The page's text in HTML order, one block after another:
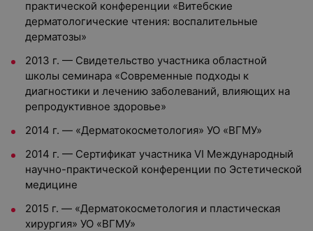
практической конференции «Витебские
дерматологические чтения: воспалительные
дерматозы»
2013 г. — Свидетельство участника областной
школы семинара «Современные подходы к
диагностики и лечению заболеваний, влияющих на
репродуктивное здоровье»
2014 г. — «Дерматокосметология» УО «ВГМУ»
2014 г. — Сертификат участника VI Международный
научно-практической конференции по Эстетической
медицине
2015 г. — «Дерматокосметология и пластическая
хирургия» УО «ВГМУ»